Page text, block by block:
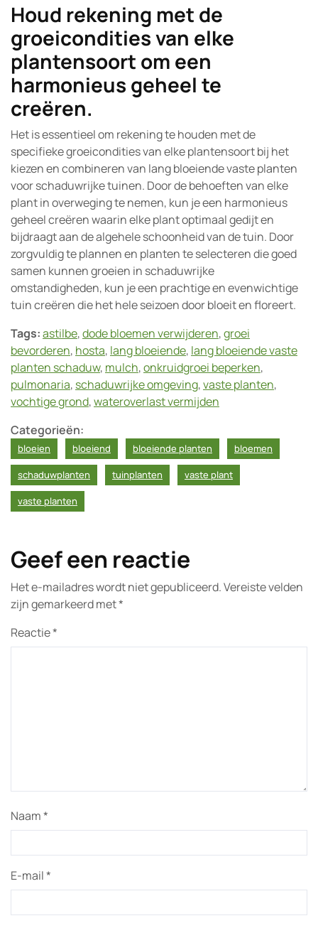
Houd rekening met de
groeicondities van elke
plantensoort om een
harmonieus geheel te
creëren.
Het is essentieel om rekening te houden met de
specifieke groeicondities van elke plantensoort bij het
kiezen en combineren van lang bloeiende vaste planten
voor schaduwrijke tuinen. Door de behoeften van elke
plant in overweging te nemen, kun je een harmonieus
geheel creëren waarin elke plant optimaal gedijt en
bijdraagt aan de algehele schoonheid van de tuin. Door
zorgvuldig te plannen en planten te selecteren die goed
samen kunnen groeien in schaduwrijke
omstandigheden, kun je een prachtige en evenwichtige
tuin creëren die het hele seizoen door bloeit en floreert.
Tags:astilbe,dode bloemen verwijderen,groei
bevorderen, hosta, lang bloeiende, lang bloeiende vaste
planten schaduw, mulch,onkruidgroei beperken,
pulmonaria, schaduwrijke omgeving,vaste planten,
vochtige grond,wateroverlast vermijden
Categorieën:
bloeien bloeiend bloeiende planten bloemen
schaduwplanten tuinplanten vaste plant
vaste planten
Geef een reactie
Het e-mailadres wordt niet gepubliceerd.Vereiste velden
zijn gemarkeerd met*
Reactie*
Naam*
E-mail*